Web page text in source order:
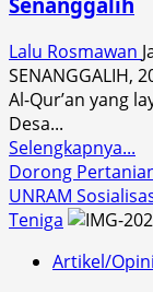
Lalu Rosmawan
SENANGGALIH,
Al-Qur’an yang
Desa...
Selengkapnya...
Dorong
UNRAM
Teniga
Artikel/Opini